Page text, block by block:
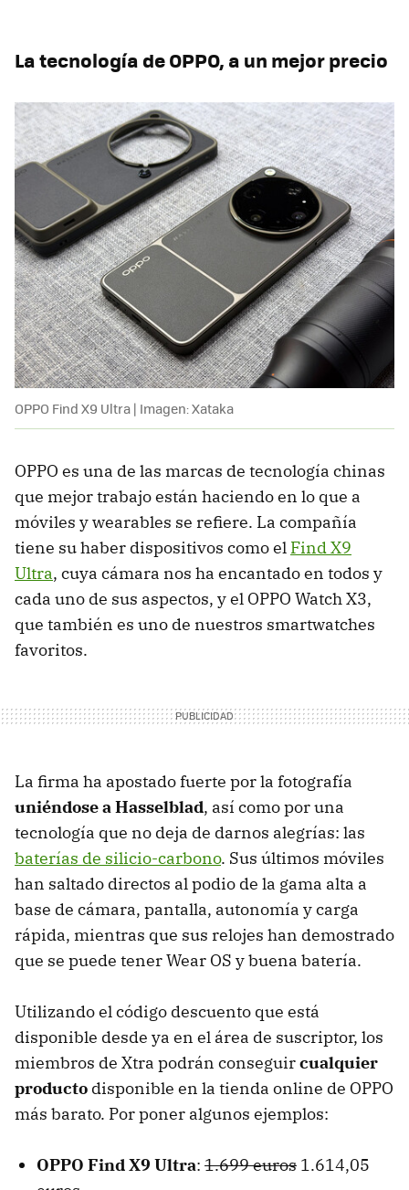
La tecnología de OPPO, a un mejor precio
OPPO Find X9 Ultra | Imagen: Xataka
OPPO es una de las marcas de tecnología chinas
que mejor trabajo están haciendo en lo que a
móviles y wearables se refiere. La compañía
tiene su haber dispositivos como el Find X9
Ultra, cuya cámara nos ha encantado en todos y
cada uno de sus aspectos, y el OPPO Watch X3,
que también es uno de nuestros smartwatches
favoritos.
La firma ha apostado fuerte por la fotografía
uniéndose a Hasselblad, así como por una
tecnología que no deja de darnos alegrías: las
baterías de silicio-carbono. Sus últimos móviles
han saltado directos al podio de la gama alta a
base de cámara, pantalla, autonomía y carga
rápida, mientras que sus relojes han demostrado
que se puede tener Wear OS y buena batería.
Utilizando el código descuento que está
disponible desde ya en el área de suscriptor, los
miembros de Xtra podrán conseguircualquier
producto disponible en la tienda online de OPPO
más barato. Por poner algunos ejemplos:
OPPO Find X9 Ultra: 1.699 euros 1.614,05